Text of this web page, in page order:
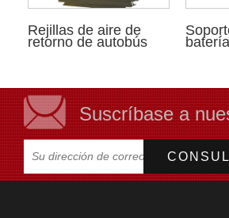
Rejillas de aire de
retorno de autobús
Suscríbase a